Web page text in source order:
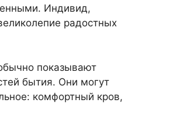
Индивид,
радостных
показывают
бытия. Они могут
комфортный кров,